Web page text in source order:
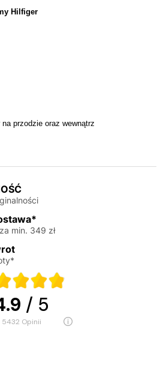
Hilfiger
przodzie oraz wewnątrz
min. 349 zł
/ 5
5432 opinii